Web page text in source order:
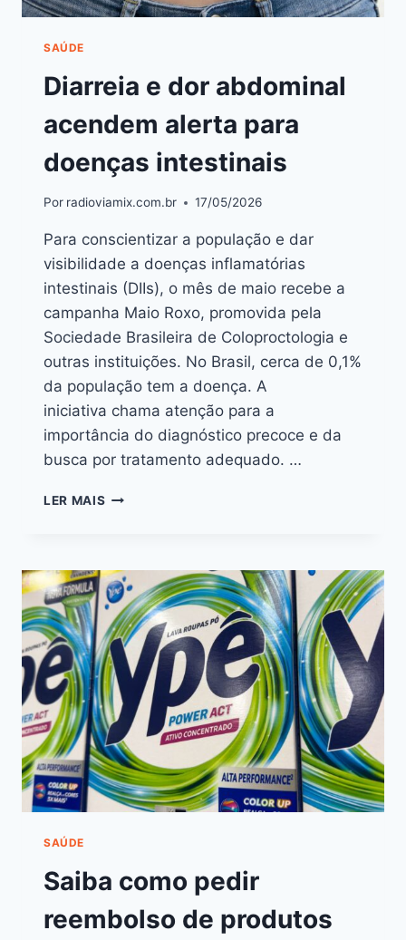
SAÚDE
Diarreia e dor abdominal
acendem alerta para
doenças intestinais
Por radioviamix.com.br 17/05/2026
Para conscientizar a população e dar
visibilidade a doenças inflamatórias
intestinais (DIIs), o mês de maio recebe a
campanha Maio Roxo, promovida pela
Sociedade Brasileira de Coloproctologia e
outras instituições. No Brasil, cerca de 0,1%
da população tem a doença. A
iniciativa chama atenção para a
importância do diagnóstico precoce e da
busca por tratamento adequado. …
LER MAIS
SAÚDE
Saiba como pedir
reembolso de produtos